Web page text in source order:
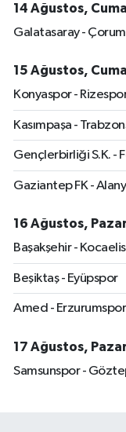
14 Ağustos, Cuma
Galatasaray - Çorum
15 Ağustos,
Konyaspor -
Kasımpaşa -
Gençlerbirliği S.K. -
Gaziantep FK -
16 Ağustos,
Başakşehir -
Beşiktaş - Eyüpspor
Amed - Erzurumspor
17 Ağustos,
Samsunspor -